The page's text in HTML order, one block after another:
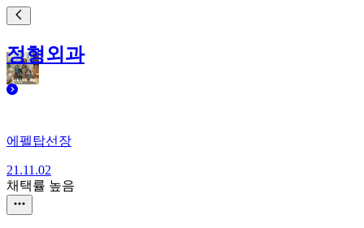
정형외과
에펠탑선장
21.11.02
채택률 높음